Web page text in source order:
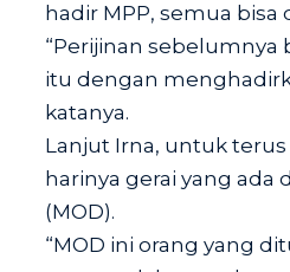
hadir MPP, semua
“Perijinan sebelumnya
itu dengan
katanya.
Lanjut Irna, untuk
harinya gerai yang ada
(MOD).
“MOD ini orang yang